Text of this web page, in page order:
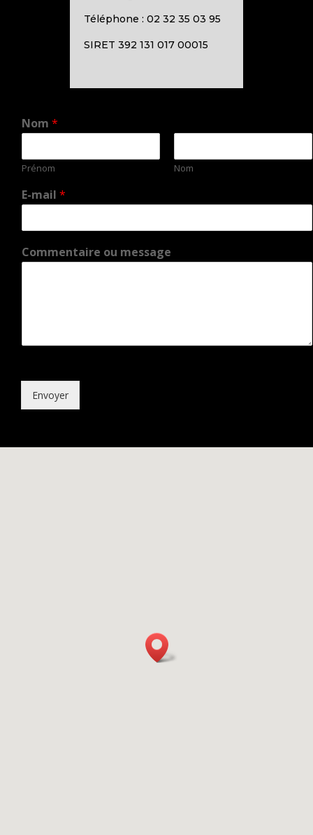
Téléphone : 02 32 35 03 95
SIRET 392 131 017 00015
Nom *
Prénom Nom
E-mail *
Commentaire ou message
Envoyer